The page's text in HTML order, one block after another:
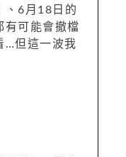
、6月18日的
有可能會撤檔
…但這一波我